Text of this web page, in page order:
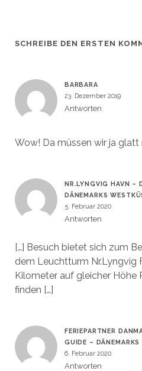
SCHREIBE DEN ERSTEN
BARBARA
23. Dezember 2019
Antworten
Wow! Da müssen wir ja
NR.LYNGVIG HAVN –
DÄNEMARKS
5. Februar 2020
Antworten
[…] Besuch bietet sich zum
dem Leuchtturm Nr.Lyngvig
Kilometer auf gleicher Höhe
finden […]
FERIEPARTNER
GUIDE –
6. Februar 2020
Antworten